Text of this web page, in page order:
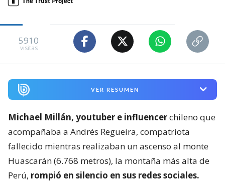
5910
visitas
VER RESUMEN
Michael Millán, youtuber e influencerchileno que
acompañaba a Andrés Regueira, compatriota
fallecido mientras realizaban un ascenso al monte
Huascarán (6.768 metros), la montaña más alta de
Perú, rompió en silencio en sus redes sociales.